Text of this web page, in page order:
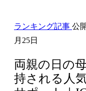
ランキング記事 公
月25日
両親の日の
持される人